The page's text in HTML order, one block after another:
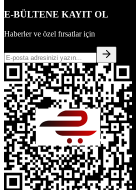
E-BÜLTENE KAYIT OL
Haberler ve özel fırsatlar için